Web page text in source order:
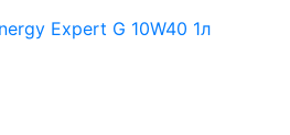
Expert G 10W40 1л